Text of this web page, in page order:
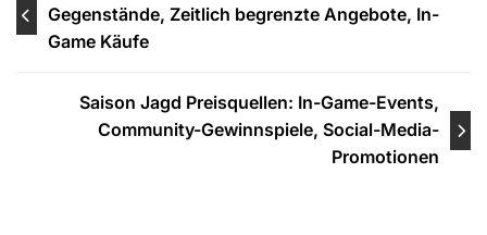
navigation
Gegenstände, Zeitlich begrenzte Angebote, In-
Game Käufe
Saison Jagd Preisquellen: In-Game-Events,
Community-Gewinnspiele, Social-Media-
Promotionen